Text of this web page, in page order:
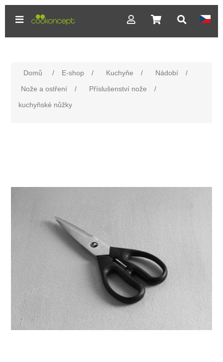
Domů / E-shop / Kuchyňe / Nádobí
/
Nože a ostření
/ Příslušenství nože
/
kuchyňské nůžky